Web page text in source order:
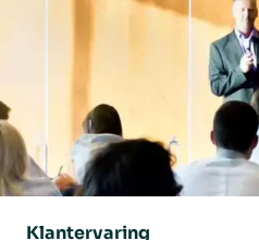
Klantervaring